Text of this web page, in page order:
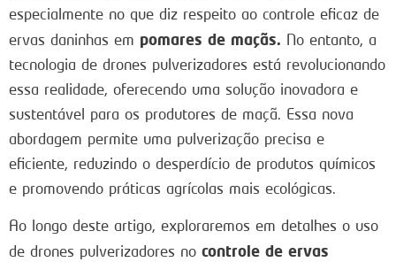
especialmente no que diz respeito ao controle eficaz de
ervas daninhas em pomares de maçãs. No entanto, a
tecnologia de drones pulverizadores está revolucionando
essa realidade, oferecendo uma solução inovadora e
sustentável para os produtores de maçã. Essa nova
abordagem permite uma pulverização precisa e
eficiente, reduzindo o desperdício de produtos químicos
e promovendo práticas agrícolas mais ecológicas.
Ao longo deste artigo, exploraremos em detalhes o uso
de drones pulverizadores no controle de ervas